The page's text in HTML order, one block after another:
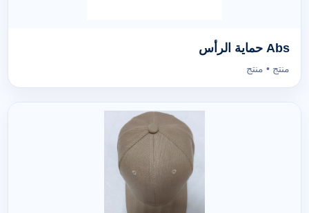
Abs حماية الرأس
منتج • منتج